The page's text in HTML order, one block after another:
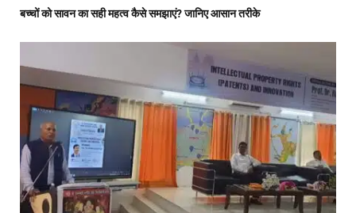
बच्चों को सावन का सही महत्व कैसे समझाएं? जानिए आसान तरीके